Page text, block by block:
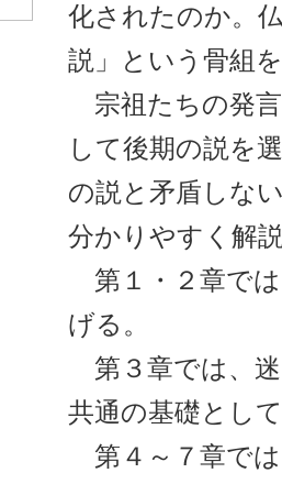
化されたのか。
説」という骨組
宗祖たちの発
して後期の説を
の説と矛盾しな
分かりやすく解
第１・２章で
げる。
第３章では、
共通の基礎とし
第４～７章で